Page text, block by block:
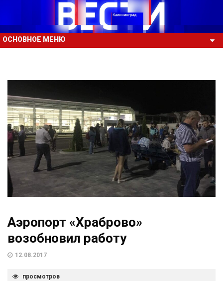
ОСНОВНОЕ МЕНЮ
Аэропорт «Храброво»
возобновил работу
12.08.2017
просмотров